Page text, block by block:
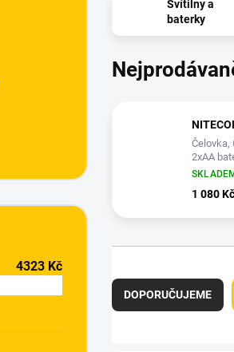
4323 Kč
Svítilny a
baterky
Čelovka,
2xAA
1 080 Kč
a
z
DOPORUČUJEME